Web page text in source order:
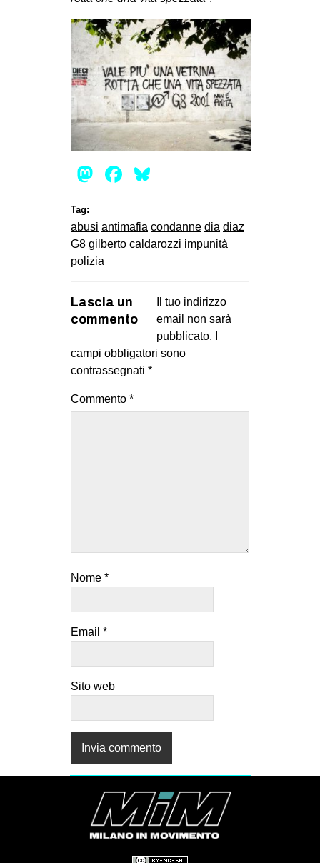
Mastodon
Facebook
Tag:
abusi antimafia condanne dia diaz
G8 gilberto caldarozzi impunità
polizia
Lascia un
commento
Il tuo indirizzo
email non sarà
pubblicato.
campi obbligatori sono
contrassegnati *
Commento *
Nome *
Email *
Sito web